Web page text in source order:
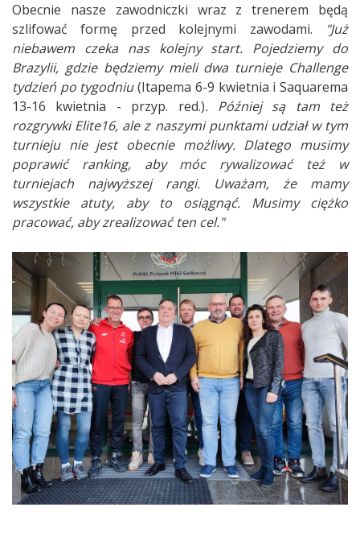
Obecnie nasze zawodniczki wraz z trenerem będą
szlifować formę przed kolejnymi zawodami.
"Już
niebawem czeka nas kolejny start. Pojedziemy do
Brazylii, gdzie będziemy mieli dwa turnieje Challenge
tydzień po tygodniu(Itapema 6-9 kwietnia i Saquarema
13-16 kwietnia - przyp. red.). Później są tam też
rozgrywki Elite16, ale z naszymi punktami udział w tym
turnieju nie jest obecnie możliwy. Dlatego musimy
poprawić ranking, aby móc rywalizować też w
turniejach najwyższej rangi. Uważam, że mamy
wszystkie atuty, aby to osiągnąć. Musimy ciężko
pracować, aby zrealizować ten cel."